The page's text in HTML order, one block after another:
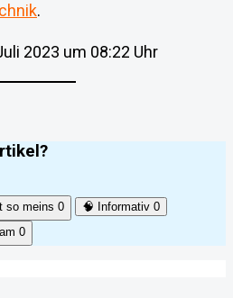
.
2023 um 08:22 Uhr
so meins 0 🧠 Informativ 0
0